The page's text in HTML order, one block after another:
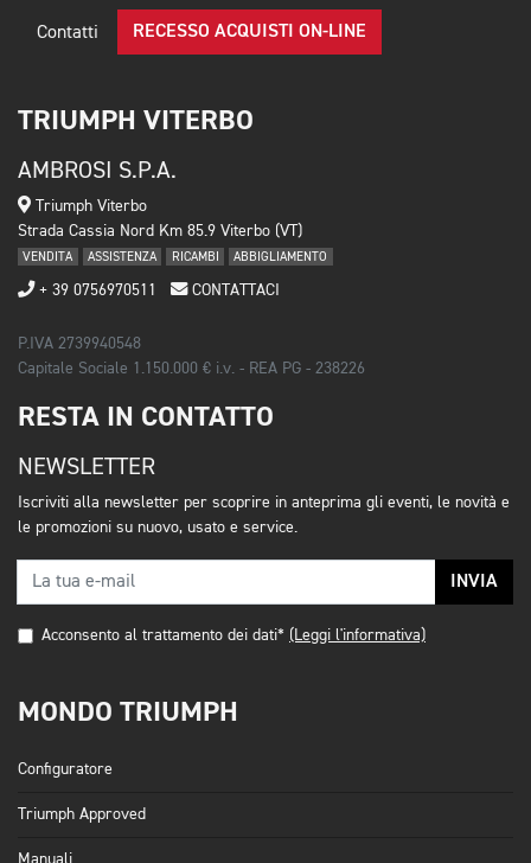
Contatti RECESSO ACQUISTI ON-LINE
TRIUMPH VITERBO
AMBROSI S.P.A.
Triumph Viterbo
Strada Cassia Nord Km 85.9 Viterbo (VT)
VENDITA ASSISTENZA RICAMBI ABBIGLIAMENTO
+ 39 0756970511 CONTATTACI
P.IVA 2739940548
Capitale Sociale 1.150.000 € i.v. - REA PG - 238226
RESTA IN CONTATTO
NEWSLETTER
Iscriviti alla newsletter per scoprire in anteprima gli eventi, le novità e
le promozioni su nuovo, usato e service.
INVIA
Acconsento al trattamento dei dati* (Leggi l'informativa)
MONDO TRIUMPH
Configuratore
Triumph Approved
Manuali